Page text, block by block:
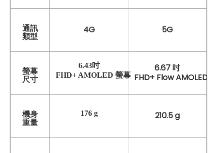
通訊
類型
4G 5G
螢幕
尺寸
6.43吋
FHD+ AMOLED 螢幕
6.67 吋
FHD+ Flow AMOLED
機身
重量
176 g 210.5 g